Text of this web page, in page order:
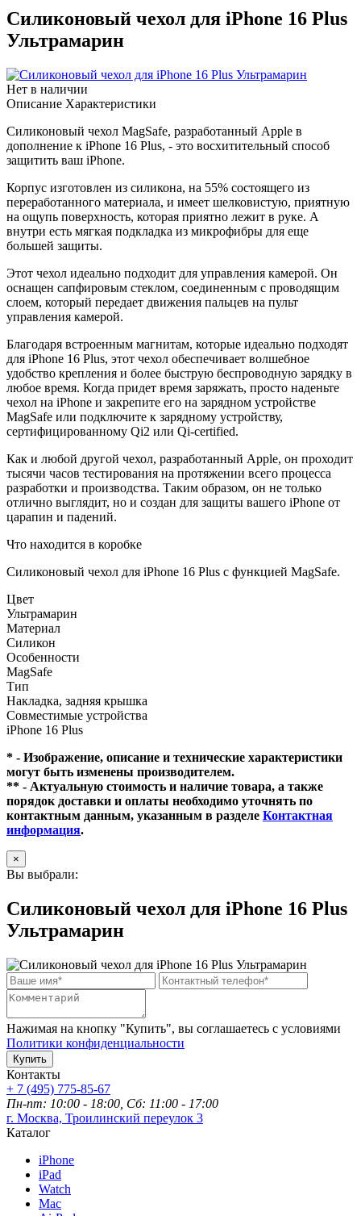
Силиконовый чехол для iPhone 16 Plus
Ультрамарин
Нет в наличии
Описание Характеристики
Силиконовый чехол MagSafe, разработанный Apple в
дополнение к iPhone 16 Plus, - это восхитительный способ
защитить ваш iPhone.
Корпус изготовлен из силикона, на 55% состоящего из
переработанного материала, и имеет шелковистую, приятную
на ощупь поверхность, которая приятно лежит в руке. А
внутри есть мягкая подкладка из микрофибры для еще
большей защиты.
Этот чехол идеально подходит для управления камерой. Он
оснащен сапфировым стеклом, соединенным с проводящим
слоем, который передает движения пальцев на пульт
управления камерой.
Благодаря встроенным магнитам, которые идеально подходят
для iPhone 16 Plus, этот чехол обеспечивает волшебное
удобство крепления и более быструю беспроводную зарядку в
любое время. Когда придет время заряжать, просто наденьте
чехол на iPhone и закрепите его на зарядном устройстве
MagSafe или подключите к зарядному устройству,
сертифицированному Qi2 или Qi-certified.
Как и любой другой чехол, разработанный Apple, он проходит
тысячи часов тестирования на протяжении всего процесса
разработки и производства. Таким образом, он не только
отлично выглядит, но и создан для защиты вашего iPhone от
царапин и падений.
Что находится в коробке
Силиконовый чехол для iPhone 16 Plus с функцией MagSafe.
Цвет
Ультрамарин
Материал
Силикон
Особенности
MagSafe
Тип
Накладка, задняя крышка
Совместимые устройства
iPhone 16 Plus
* - Изображение, описание и технические характеристики
могут быть изменены производителем.
** - Актуальную стоимость и наличие товара, а также
порядок доставки и оплаты необходимо уточнять по
контактным данным, указанным в разделе Контактная
информация.
×
Вы выбрали:
Силиконовый чехол для iPhone 16 Plus
Ультрамарин
Нажимая на кнопку "Купить", вы соглашаетесь с условиями
Политики конфиденциальности
Купить
Контакты
+ 7 (495) 775-85-67
Пн-пт: 10:00 - 18:00, Сб: 11:00 - 17:00
г. Москва, Троилинский переулок 3
Каталог
iPhone
iPad
Watch
Mac